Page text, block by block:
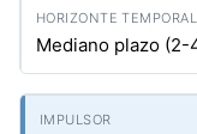
Mediano plazo (2-